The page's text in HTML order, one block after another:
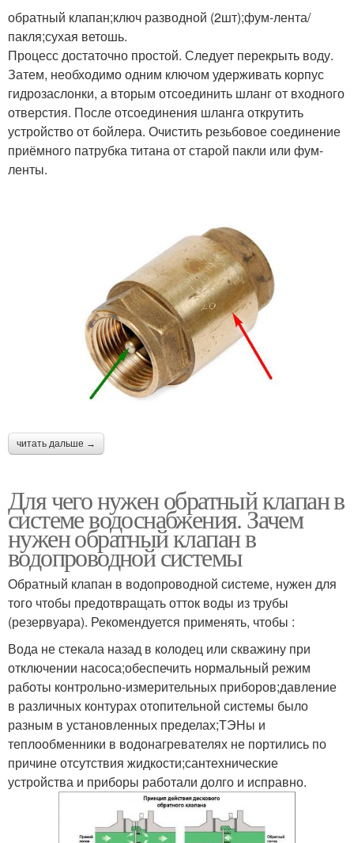
обратный клапан;ключ разводной (2шт);фум-лента/
пакля;сухая ветошь.
Процесс достаточно простой. Следует перекрыть воду.
Затем, необходимо одним ключом удерживать корпус
гидрозаслонки, а вторым отсоединить шланг от входного
отверстия. После отсоединения шланга открутить
устройство от бойлера. Очистить резьбовое соединение
приёмного патрубка титана от старой пакли или фум-
ленты.
читать дальше →
Для чего нужен обратный клапан в
системе водоснабжения. Зачем
нужен обратный клапан в
водопроводной системы
Обратный клапан в водопроводной системе, нужен для
того чтобы предотвращать отток воды из трубы
(резервуара). Рекомендуется применять, чтобы :
Вода не стекала назад в колодец или скважину при
отключении насоса;обеспечить нормальный режим
работы контрольно-измерительных приборов;давление
в различных контурах отопительной системы было
разным в установленных пределах;ТЭНы и
теплообменники в водонагревателях не портились по
причине отсутствия жидкости;сантехнические
устройства и приборы работали долго и исправно.